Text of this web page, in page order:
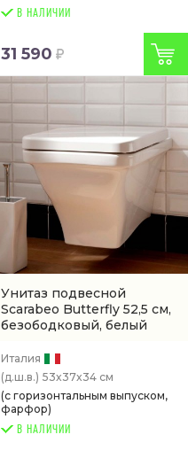
В НАЛИЧИИ
31 590
Унитаз подвесной
Scarabeo Butterfly 52,5 см,
безободковый, белый
Италия
(д.ш.в.) 53x37x34 см
(с горизонтальным выпуском,
фарфор)
В НАЛИЧИИ